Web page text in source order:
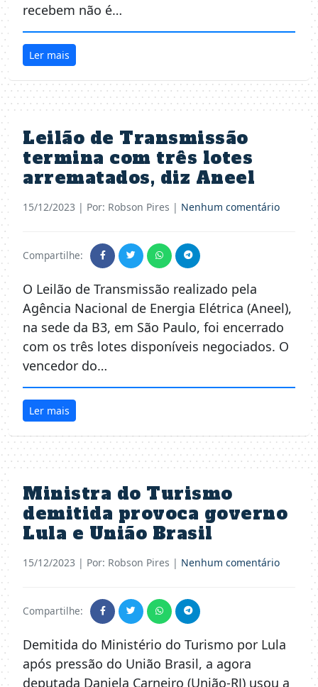
recebem não é…
Ler mais
Leilão de Transmissão
termina com três lotes
arrematados, diz Aneel
15/12/2023 | Por: Robson Pires | Nenhum comentário
Compartilhe:
O Leilão de Transmissão realizado pela
Agência Nacional de Energia Elétrica (Aneel),
na sede da B3, em São Paulo, foi encerrado
com os três lotes disponíveis negociados. O
vencedor do…
Ler mais
Ministra do Turismo
demitida provoca governo
Lula e União Brasil
15/12/2023 | Por: Robson Pires | Nenhum comentário
Compartilhe:
Demitida do Ministério do Turismo por Lula
após pressão do União Brasil, a agora
deputada Daniela Carneiro (União-RJ) usou a